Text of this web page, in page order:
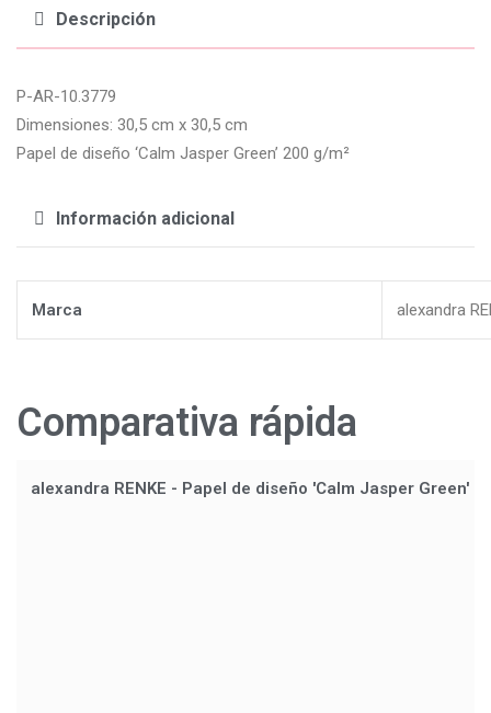
Descripción
P-AR-10.3779
Dimensiones: 30,5 cm x 30,5 cm
Papel de diseño ‘Calm Jasper Green’ 200 g/m²
Información adicional
Marca alexandra
Comparativa rápida
alexandra RENKE - Papel de diseño 'Calm Jasper Green'